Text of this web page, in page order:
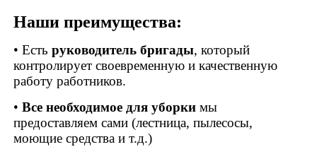
Наши преимущества:
• Есть руководитель бригады, который
контролирует своевременную и качественную
работу работников.
• Все необходимое для уборкимы
предоставляем сами (лестница, пылесосы,
моющие средства и т.д.)